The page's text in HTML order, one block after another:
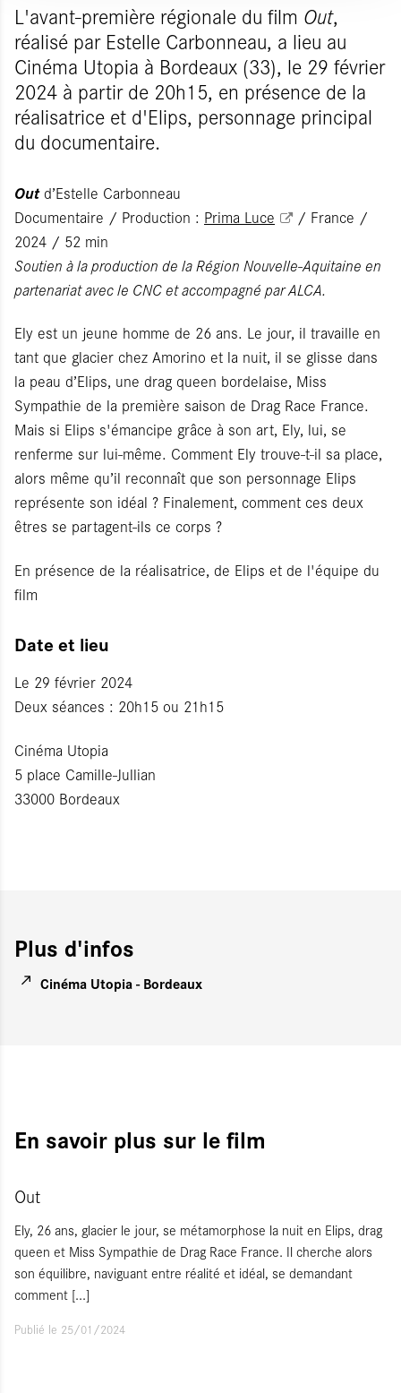
L'avant-première régionale du film Out,
réalisé par Estelle Carbonneau, a lieu au
Cinéma Utopia à Bordeaux (33), le 29 février
2024 à partir de 20h15, en présence de la
réalisatrice et d'Elips, personnage principal
du documentaire.
Outd’Estelle Carbonneau
Documentaire / Production : Prima Luce
/ France /
2024 / 52 min
Soutien à la production de la Région Nouvelle-Aquitaine en
partenariat avec le CNC et accompagné par ALCA.
Ely est un jeune homme de 26 ans. Le jour, il travaille en
tant que glacier chez Amorino et la nuit, il se glisse dans
la peau d’Elips, une drag queen bordelaise, Miss
Sympathie de la première saison de Drag Race France.
Mais si Elips s'émancipe grâce à son art, Ely, lui, se
renferme sur lui-même. Comment Ely trouve-t-il sa place,
alors même qu’il reconnaît que son personnage Elips
représente son idéal ? Finalement, comment ces deux
êtres se partagent-ils ce corps ?
En présence de la réalisatrice, de Elips et de l'équipe du
film
Date et lieu
Le 29 février 2024
Deux séances : 20h15 ou 21h15
Cinéma Utopia
5 place Camille-Jullian
33000 Bordeaux
Plus d'infos
Cinéma Utopia - Bordeaux
En savoir plus sur le film
Out
Ely, 26 ans, glacier le jour, se métamorphose la nuit en Elips, drag
queen et Miss Sympathie de Drag Race France. Il cherche alors
son équilibre, naviguant entre réalité et idéal, se demandant
comment [...]
Publié le 25/01/2024